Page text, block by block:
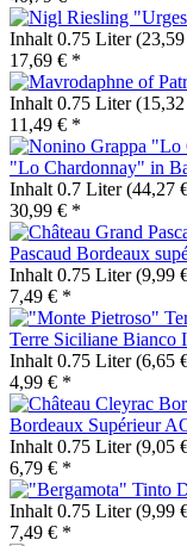
Inhalt 0.75 Liter
17,69 € *
Inhalt 0.75 Liter
11,49 € *
"Lo Chardonnay" in
Inhalt 0.7 Liter(44,27
30,99 € *
Pascaud Bordeaux
Inhalt 0.75 Liter(9,99
7,49 € *
Terre Siciliane Bianco
Inhalt 0.75 Liter(6,65
4,99 € *
Bordeaux Supérieur
Inhalt 0.75 Liter(9,05
6,79 € *
Inhalt 0.75 Liter(9,99
7,49 € *